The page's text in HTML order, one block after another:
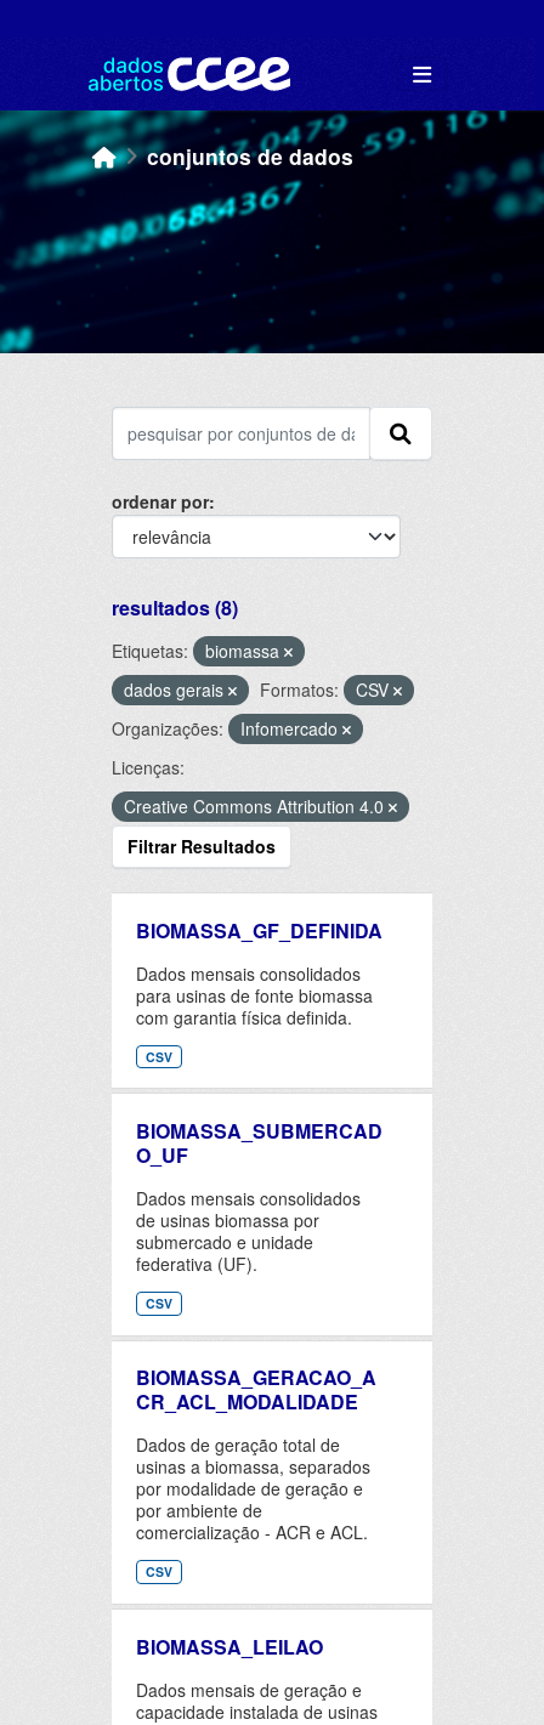
conjuntos de dados
ordenar por
resultados (8)
Etiquetas:
biomassa
dados gerais
Formatos:
CSV
Organizações:
Infomercado
Licenças:
Creative Commons Attribution 4.0
Filtrar Resultados
BIOMASSA_GF_DEFINIDA
Dados mensais consolidados
para usinas de fonte biomassa
com garantia física definida.
CSV
BIOMASSA_SUBMERCAD
O_UF
Dados mensais consolidados
de usinas biomassa por
submercado e unidade
federativa (UF).
CSV
BIOMASSA_GERACAO_A
CR_ACL_MODALIDADE
Dados de geração total de
usinas a biomassa, separados
por modalidade de geração e
por ambiente de
comercialização - ACR e ACL.
CSV
BIOMASSA_LEILAO
Dados mensais de geração e
capacidade instalada de usinas